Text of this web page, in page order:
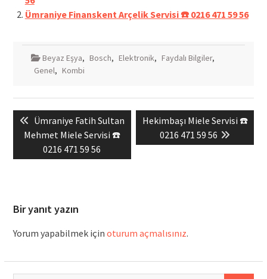
Ümraniye Finanskent Arçelik Servisi ☎️ 0216 471 59 56
Beyaz Eşya, Bosch, Elektronik, Faydalı Bilgiler,
Genel, Kombi
gezinmesi
Previous
post:
Ümraniye Fatih Sultan
Mehmet Miele Servisi ☎️
0216 471 59 56
Next
post:
Hekimbaşı Miele Servisi ☎️
0216 471 59 56
Bir yanıt yazın
Yorum yapabilmek için oturum açmalısınız.